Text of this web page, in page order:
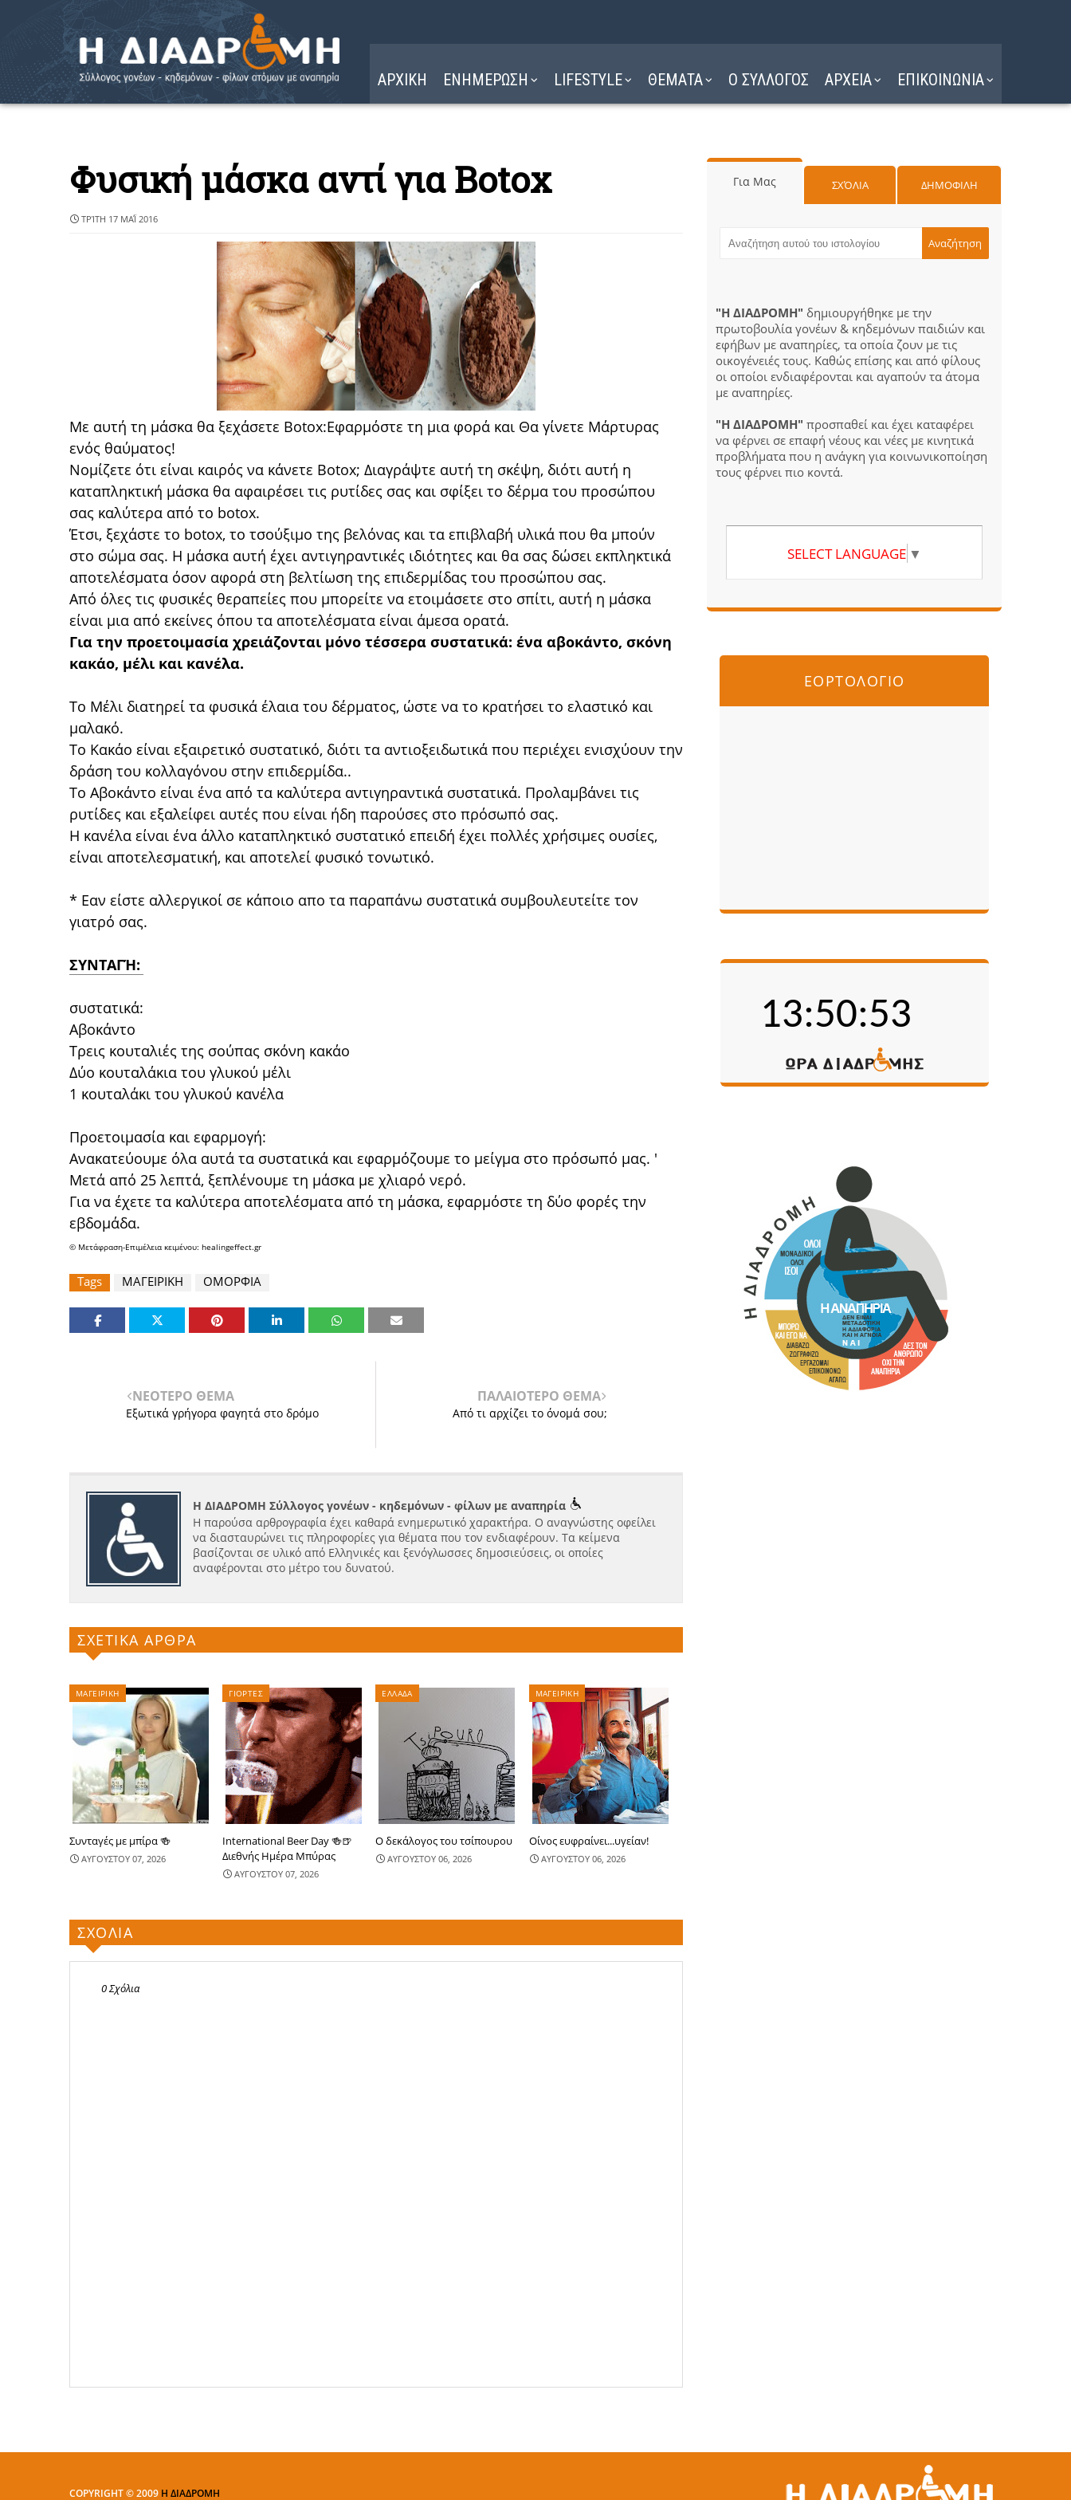
ΑΡΧΙΚΗ ΕΝΗΜΕΡΩΣΗ LIFESTYLE ΘΕΜΑΤΑ Ο ΣΥΛΛΟΓΟΣ ΑΡΧΕΙΑ ΕΠΙΚΟΙΝΩΝΙΑ
Φυσική μάσκα αντί για Botox
ΤΡΊΤΗ 17 ΜΑΪ́ 2016
Με αυτή τη μάσκα θα ξεχάσετε Botox:Εφαρμόστε τη μια φορά και Θα γίνετε Μάρτυρας
ενός θαύματος!
Νομίζετε ότι είναι καιρός να κάνετε Botox; Διαγράψτε αυτή τη σκέψη, διότι αυτή η
καταπληκτική μάσκα θα αφαιρέσει τις ρυτίδες σας και σφίξει το δέρμα του προσώπου
σας καλύτερα από το botox.
Έτσι, ξεχάστε το botox, το τσούξιμο της βελόνας και τα επιβλαβή υλικά που θα μπούν
στο σώμα σας. Η μάσκα αυτή έχει αντιγηραντικές ιδιότητες και θα σας δώσει εκπληκτικά
αποτελέσματα όσον αφορά στη βελτίωση της επιδερμίδας του προσώπου σας.
Από όλες τις φυσικές θεραπείες που μπορείτε να ετοιμάσετε στο σπίτι, αυτή η μάσκα
είναι μια από εκείνες όπου τα αποτελέσματα είναι άμεσα ορατά.
Για την προετοιμασία χρειάζονται μόνο τέσσερα συστατικά: ένα αβοκάντο, σκόνη
κακάο, μέλι και κανέλα.
Το Μέλι διατηρεί τα φυσικά έλαια του δέρματος, ώστε να το κρατήσει το ελαστικό και
μαλακό.
Το Κακάο είναι εξαιρετικό συστατικό, διότι τα αντιοξειδωτικά που περιέχει ενισχύουν την
δράση του κολλαγόνου στην επιδερμίδα..
Το Αβοκάντο είναι ένα από τα καλύτερα αντιγηραντικά συστατικά. Προλαμβάνει τις
ρυτίδες και εξαλείφει αυτές που είναι ήδη παρούσες στο πρόσωπό σας.
Η κανέλα είναι ένα άλλο καταπληκτικό συστατικό επειδή έχει πολλές χρήσιμες ουσίες,
είναι αποτελεσματική, και αποτελεί φυσικό τονωτικό.
* Εαν είστε αλλεργικοί σε κάποιο απο τα παραπάνω συστατικά συμβουλευτείτε τον
γιατρό σας.
ΣΥΝΤΑΓΉ:
συστατικά:
Αβοκάντο
Τρεις κουταλιές της σούπας σκόνη κακάο
Δύο κουταλάκια του γλυκού μέλι
1 κουταλάκι του γλυκού κανέλα
Προετοιμασία και εφαρμογή:
Ανακατεύουμε όλα αυτά τα συστατικά και εφαρμόζουμε το μείγμα στο πρόσωπό μας. '
Μετά από 25 λεπτά, ξεπλένουμε τη μάσκα με χλιαρό νερό.
Για να έχετε τα καλύτερα αποτελέσματα από τη μάσκα, εφαρμόστε τη δύο φορές την
εβδομάδα.
© Μετάφραση-Επιμέλεια κειμένου: healingeffect.gr
Tags ΜΑΓΕΙΡΙΚΗ ΟΜΟΡΦΙΑ
ΝΕΟΤΕΡΟ ΘΕΜΑ
Εξωτικά γρήγορα φαγητά στο δρόμο
ΠΑΛΑΙΟΤΕΡΟ ΘΕΜΑ
Από τι αρχίζει το όνομά σου;
Η ΔΙΑΔΡΟΜΗ Σύλλογος γονέων - κηδεμόνων - φίλων με αναπηρία
Η παρούσα αρθρογραφία έχει καθαρά ενημερωτικό χαρακτήρα. Ο αναγνώστης οφείλει
να διασταυρώνει τις πληροφορίες για θέματα που τον ενδιαφέρουν. Τα κείμενα
βασίζονται σε υλικό από Ελληνικές και ξενόγλωσσες δημοσιεύσεις, οι οποίες
αναφέρονται στο μέτρο του δυνατού.
ΣΧΕΤΙΚΑ ΑΡΘΡΑ
ΜΑΓΕΙΡΙΚΗ
Συνταγές με μπίρα 🍻
ΑΥΓΟΥΣΤΟΥ 07, 2026
ΓΙΟΡΤΕΣ
International Beer Day 🍻🍺
Διεθνής Ημέρα Μπύρας
ΑΥΓΟΥΣΤΟΥ 07, 2026
ΕΛΛΑΔΑ
Ο δεκάλογος του τσίπουρου
ΑΥΓΟΥΣΤΟΥ 06, 2026
ΜΑΓΕΙΡΙΚΗ
Οίνος ευφραίνει...υγείαν!
ΑΥΓΟΥΣΤΟΥ 06, 2026
ΣΧΟΛΙΑ
0 Σχόλια
Για Μας ΣΧΌΛΙΑ ΔΗΜΟΦΙΛΗ
"Η ΔΙΑΔΡΟΜΗ" δημιουργήθηκε με την
πρωτοβουλία γονέων & κηδεμόνων παιδιών και
εφήβων με αναπηρίες, τα οποία ζουν με τις
οικογένειές τους. Καθώς επίσης και από φίλους
οι οποίοι ενδιαφέρονται και αγαπούν τα άτομα
με αναπηρίες.
"Η ΔΙΑΔΡΟΜΗ" προσπαθεί και έχει καταφέρει
να φέρνει σε επαφή νέους και νέες με κινητικά
προβλήματα που η ανάγκη για κοινωνικοποίηση
τους φέρνει πιο κοντά.
SELECT LANGUAGE ▼
ΕΟΡΤΟΛΟΓΙΟ
COPYRIGHT © 2009 Η ΔΙΑΔΡΟΜΗ